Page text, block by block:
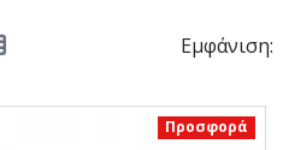
Εμφάνιση:
Προσφορά